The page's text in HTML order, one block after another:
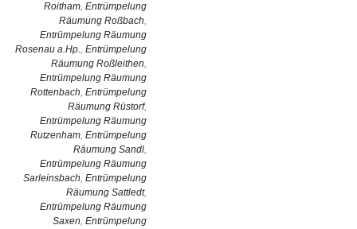
Roitham, Entrümpelung
Räumung Roßbach,
Entrümpelung Räumung
Rosenau a.Hp., Entrümpelung
Räumung Roßleithen,
Entrümpelung Räumung
Rottenbach, Entrümpelung
Räumung Rüstorf,
Entrümpelung Räumung
Rutzenham, Entrümpelung
Räumung Sandl,
Entrümpelung Räumung
Sarleinsbach, Entrümpelung
Räumung Sattledt,
Entrümpelung Räumung
Saxen, Entrümpelung